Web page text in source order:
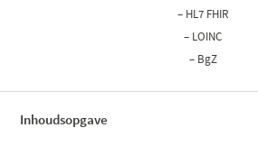
Inhoudsopgave
– HL7 FHIR
– LOINC
– BgZ